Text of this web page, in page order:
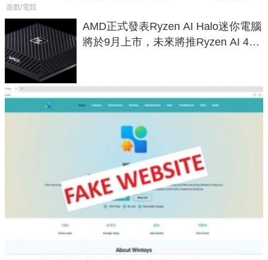
遊戲/電競
AMD正式發表Ryzen AI Halo迷你電腦
將於9月上市，未來將推Ryzen AI 400